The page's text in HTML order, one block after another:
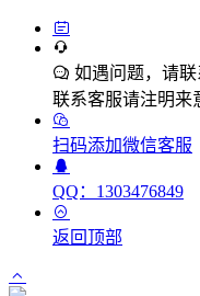
如遇问题，请联
联系客服请注明来
扫码添加微信客服
QQ：1303476849
返回顶部